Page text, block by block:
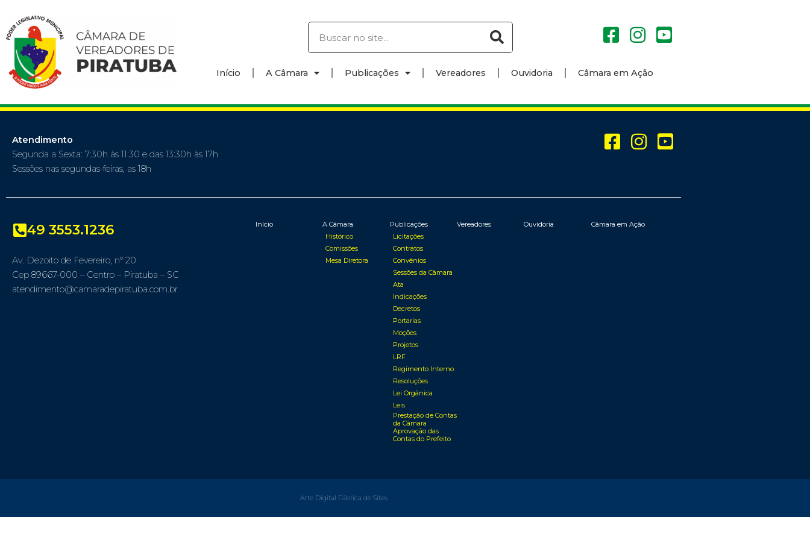
Início A Câmara Publicações Vereadores Ouvidoria Câmara em Ação
Atendimento
Segunda a Sexta: 7:30h às 11:30 e das 13:30h às 17h
Sessões nas segundas-feiras, as 18h
49 3553.1236
Av. Dezoito de Fevereiro, nº 20
Cep 89667-000 – Centro – Piratuba – SC
atendimento@camaradepiratuba.com.br
Início
A Câmara
Histórico
Comissões
Mesa Diretora
Publicações
Licitações
Contratos
Convênios
Sessões da Câmara
Ata
Indicações
Decretos
Portarias
Moções
Projetos
LRF
Regimento Interno
Resoluções
Lei Orgânica
Leis
Prestação de Contas
da Câmara
Aprovação das
Contas do Prefeito
Vereadores Ouvidoria Câmara em Ação
Arte Digital Fábrica de Sites